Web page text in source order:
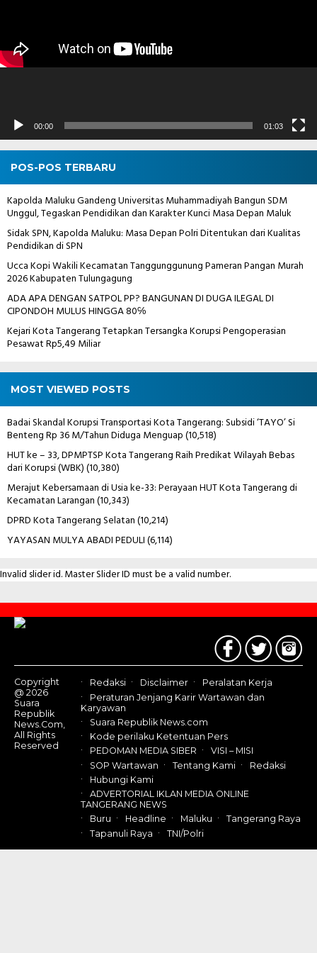
00:00 01:03
POS-POS TERBARU
Kapolda Maluku Gandeng Universitas Muhammadiyah Bangun SDM
Unggul, Tegaskan Pendidikan dan Karakter Kunci Masa Depan Maluk
Sidak SPN, Kapolda Maluku: Masa Depan Polri Ditentukan dari Kualitas
Pendidikan di SPN
Ucca Kopi Wakili Kecamatan Tanggunggunung Pameran Pangan Murah
2026 Kabupaten Tulungagung
ADA APA DENGAN SATPOL PP? BANGUNAN DI DUGA ILEGAL DI
CIPONDOH MULUS HINGGA 80℅
Kejari Kota Tangerang Tetapkan Tersangka Korupsi Pengoperasian
Pesawat Rp5,49 Miliar
MOST VIEWED POSTS
Badai Skandal Korupsi Transportasi Kota Tangerang: Subsidi ‘TAYO’ Si
Benteng Rp 36 M/Tahun Diduga Menguap(10,518)
HUT ke – 33, DPMPTSP Kota Tangerang Raih Predikat Wilayah Bebas
dari Korupsi (WBK)(10,380)
Merajut Kebersamaan di Usia ke-33: Perayaan HUT Kota Tangerang di
Kecamatan Larangan(10,343)
DPRD Kota Tangerang Selatan(10,214)
YAYASAN MULYA ABADI PEDULI(6,114)
Invalid slider id. Master Slider ID must be a valid number.
Contact
Us
Copyright
@ 2026
Suara
Republik
News.Com,
All Rights
Reserved
Redaksi Disclaimer
Peralatan Kerja
Peraturan Jenjang Karir Wartawan dan
Karyawan
Suara Republik News.com
Kode perilaku Ketentuan Pers
PEDOMAN MEDIA SIBER
VISI – MISI
SOP Wartawan
Tentang Kami
Redaksi
Hubungi Kami
ADVERTORIAL IKLAN MEDIA ONLINE
TANGERANG NEWS
Buru
Headline Maluku
Tangerang Raya
Tapanuli Raya
TNI/Polri